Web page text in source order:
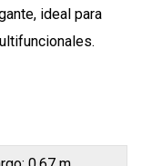
ideal para